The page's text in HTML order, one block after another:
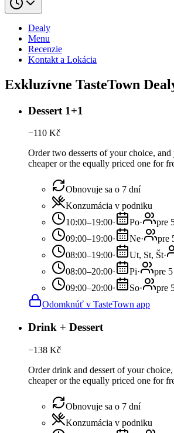
Dealy
Menu
Recenzie
Kontakt a Lokácia
Exkluzívne TasteTown
Dessert 1+1
−110 Kč
Order two desserts of your choice,
cheaper or the equally priced one for
Obnovuje sa o 7 dní
Konzumácia v podniku
10:00–19:00· Po·
pre
09:00–19:00· Ne·
pre
08:00–19:00· Ut, St, Št·
08:00–20:00· Pi·
pre
09:00–20:00· So·
pre
Odomknúť v TasteTown app
Drink + Dessert
−138 Kč
Order drink and dessert of your
cheaper or the equally priced one for
Obnovuje sa o 7 dní
Konzumácia v podniku